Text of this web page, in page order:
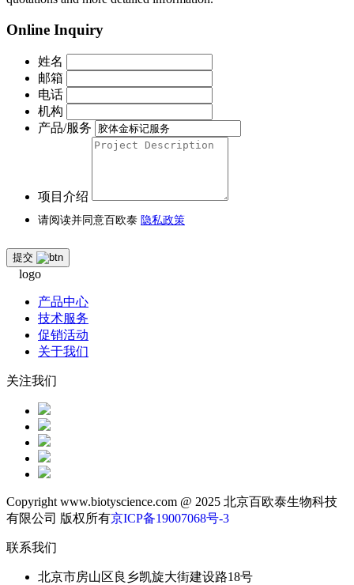
Online Inquiry
姓名
邮箱
电话
机构
产品/服务
项目介绍
请阅读并同意百欧泰 隐私政策
提交
产品中心
技术服务
促销活动
关于我们
关注我们
Copyright www.biotyscience.com @ 2025 北京百欧泰生物科技
有限公司 版权所有京ICP备19007068号-3
联系我们
北京市房山区良乡凯旋大街建设路18号